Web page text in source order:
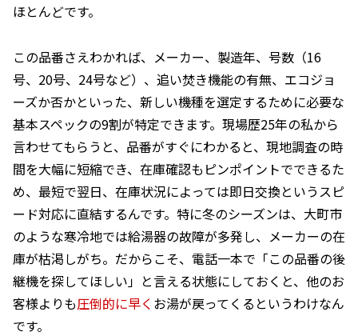
ほとんどです。
この品番さえわかれば、メーカー、製造年、号数（16
号、20号、24号など）、追い焚き機能の有無、エコジョ
ーズか否かといった、新しい機種を選定するために必要な
基本スペックの9割が特定できます。現場歴25年の私から
言わせてもらうと、品番がすぐにわかると、現地調査の時
間を大幅に短縮でき、在庫確認もピンポイントでできるた
め、最短で翌日、在庫状況によっては即日交換というスピ
ード対応に直結するんです。特に冬のシーズンは、大町市
のような寒冷地では給湯器の故障が多発し、メーカーの在
庫が枯渇しがち。だからこそ、電話一本で「この品番の後
継機を探してほしい」と言える状態にしておくと、他のお
客様よりも圧倒的に早く お湯が戻ってくるというわけなん
です。